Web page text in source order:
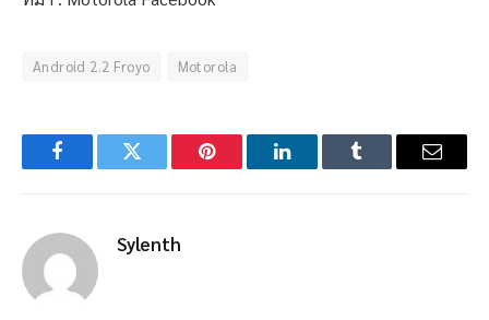
Android 2.2 Froyo Motorola
FacebookTwitter Pinterest LinkedInTumblr Email
Sylenth